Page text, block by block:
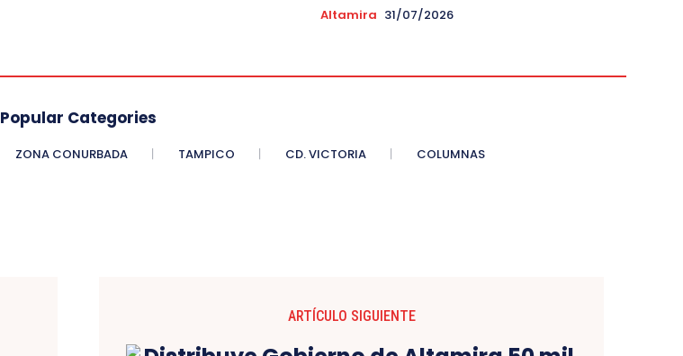
Altamira 31/07/2026
Popular Categories
ZONA CONURBADA TAMPICO CD. VICTORIA COLUMNAS
ARTÍCULO SIGUIENTE